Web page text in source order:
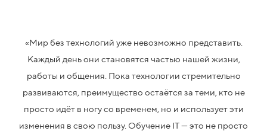
«Мир без технологий уже невозможно представить.
Каждый день они становятся частью нашей жизни,
работы и общения. Пока технологии стремительно
развиваются, преимущество остаётся за теми, кто не
просто идёт в ногу со временем, но и использует эти
изменения в свою пользу. Обучение IT — это не просто